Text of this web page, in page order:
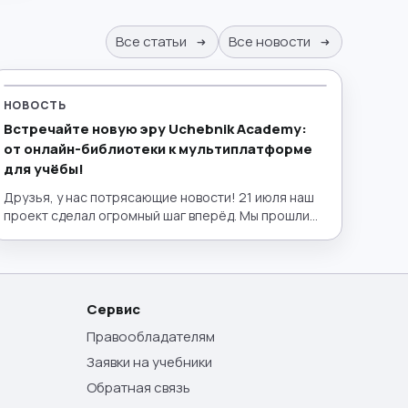
Все статьи Все новости
НОВОСТЬ
Встречайте новую эру Uchebnik Academy:
от онлайн-библиотеки к мультиплатформе
для учёбы!
Друзья, у нас потрясающие новости! 21 июля наш
проект сделал огромный шаг вперёд. Мы прошли
запустив полный интерактивный функционал!
место, где можно бесплатно найти нужный учебник
лаборатория и интерактивный класс в одном окне.
Сервис
Правообладателям
Заявки на учебники
Обратная связь